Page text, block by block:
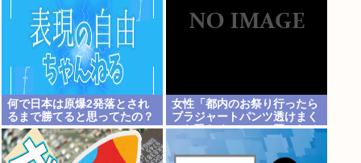
何で日本は原爆2発落とされ
るまで勝てると思ってたの？‎
✈
女性「都内のお祭り行ったら
ブラジャートパンツ透けまく
った恐らくSHEINで買ったペ
ラペラの浴衣着てる女の子が
いる」